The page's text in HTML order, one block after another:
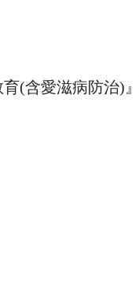
(含愛滋病防治)